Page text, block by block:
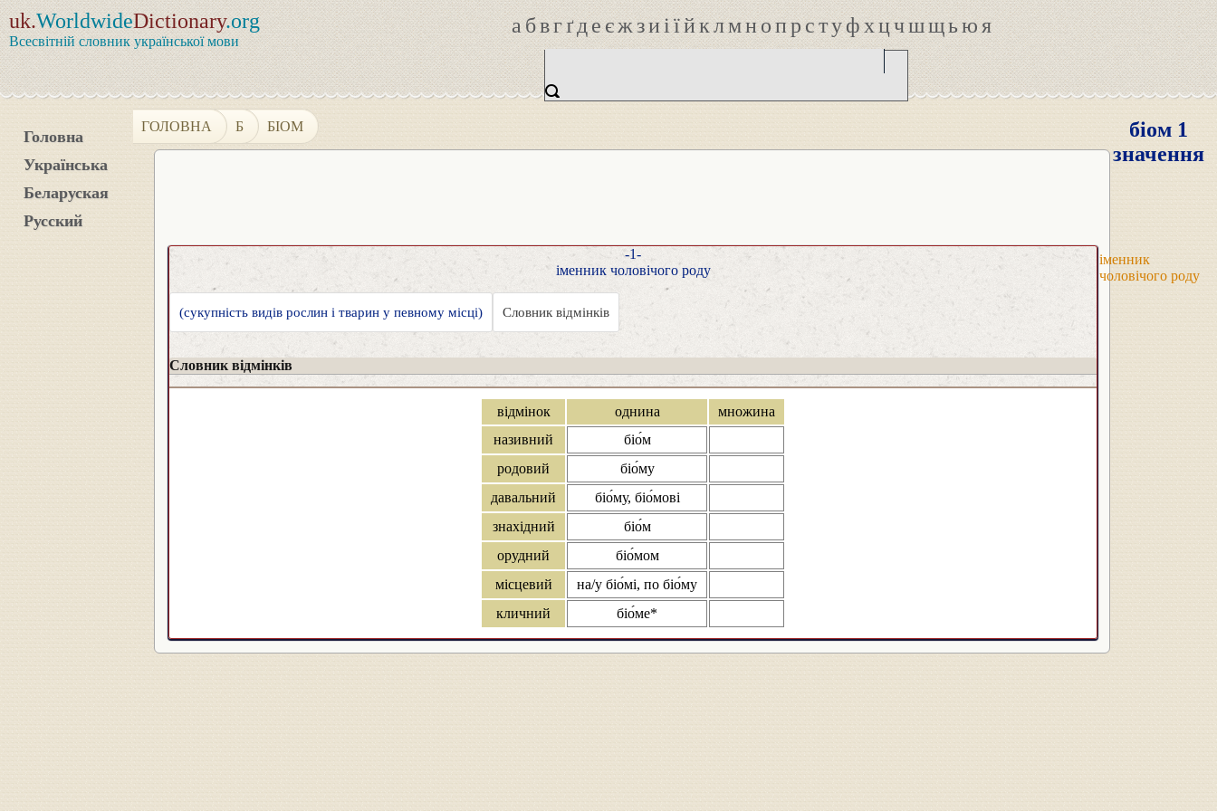
uk.WorldwideDictionary.org
Всесвітній словник української мови
абвгґдеєжзиіїйклмнопрстуфхцчшщьюя
Головна
Українська
Беларуская
Русский
ГОЛОВНА Б БІОМ
біом 1
значення
іменник
чоловічого роду
-1-
іменник чоловічого роду
(сукупність видів рослин і тварин у певному місці) Словник відмінків
Словник відмінків
відмінок однина
множина
називний
біо́м
родовий
біо́му
давальний
біо́му, біо́мові
знахідний
біо́м
орудний
біо́мом
місцевий
на/у біо́мі, по біо́му
кличний
біо́ме*